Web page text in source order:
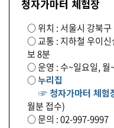
청자가마터 체험장
○ 위치 : 서울시 강북
○ 교통 : 지하철 우이신
보 8분
○ 운영 : 수~일요일, 월
○누리집
☞ 청자가마터 체험
월분 접수)
○ 문의 : 02-997-9997